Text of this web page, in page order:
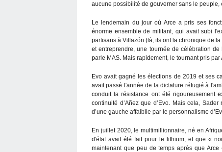
aucune possibilité de gouverner sans le
Le lendemain du jour où Arce a pris ses
énorme ensemble de militant, qui avait subi
partisans à Villazón (là, ils ont la chronique de
et entreprendre, une tournée de célébration
parle MAS. Mais rapidement, le tournant pris par
Evo avait gagné les élections de 2019 et ses
avait passé l'année de la dictature réfugié à
conduit la résistance ont été rigoureusement
continuité d’Añez que d’Evo. Mais cela,
d’une gauche affaiblie par le personnalisme
En juillet 2020, le multimillionnaire, né en
d'état avait été fait pour le lithium, et que «
maintenant que peu de temps après que